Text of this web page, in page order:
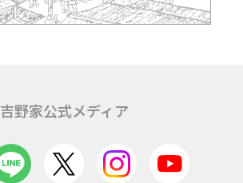
吉野家公式メディア